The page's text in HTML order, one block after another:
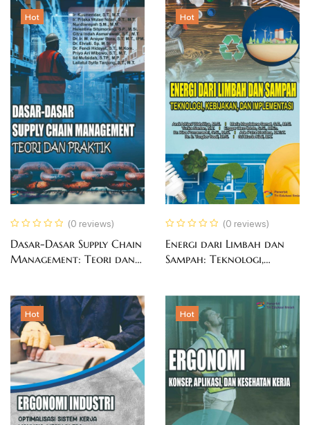
Technology, and Human
Capital
Hot
(0 reviews)
Dasar-Dasar Supply Chain
Management: Teori dan
Hot
(0 reviews)
Energi dari Limbah dan
Sampah: Teknologi,
Hot Hot